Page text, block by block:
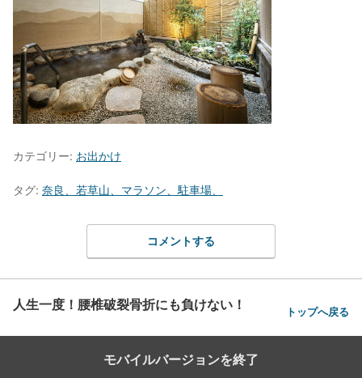
カテゴリー: お出かけ
タグ: 奈良、若草山、マラソン、駐車場、
コメントする
人生一度！腰椎破裂骨折にも負けない！ トップへ戻る
モバイルバージョンを終了